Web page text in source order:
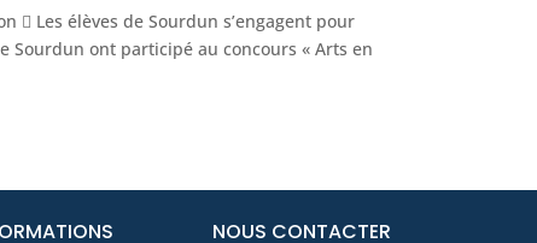
 Les élèves de Sourdun s’engagent pour
Sourdun ont participé au concours « Arts en
NOUS CONTACTER